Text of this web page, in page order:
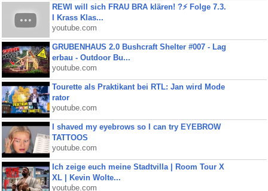
REWI will sich FRAU BRA klären! ?⚡️ Folge 7.3.
I Krass Klas...
youtube.com
GRUBENHAUS 2.0 Bushcraft Shelter #007 - Lag
erbau - Outdoor Bu...
youtube.com
Tourette als Praktikant bei RTL: Jan wird Mode
rator
youtube.com
I shaved my eyebrows so I can try EYEBROW
TATTOOS
youtube.com
Ich zeige euch meine Stadtvilla | Room Tour X
XL | Kevin Wolte...
youtube.com